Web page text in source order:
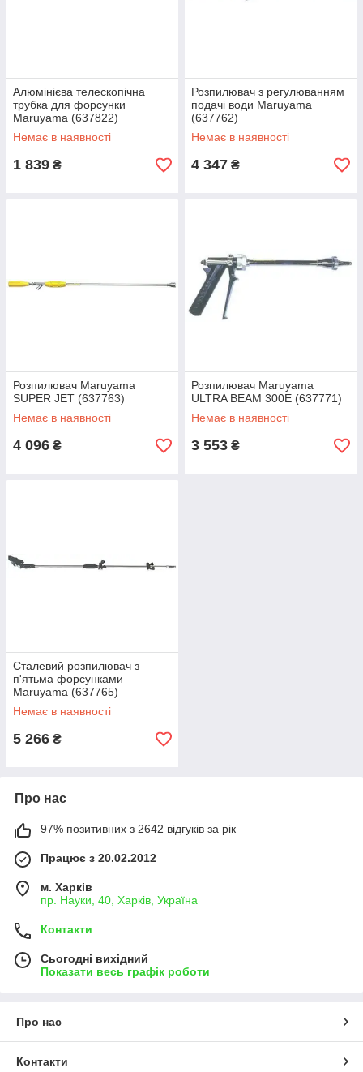
Алюмінієва телескопічна
трубка для форсунки
Maruyama (637822)
Немає в наявності
1 839 ₴
Розпилювач з регулюванням
подачі води Maruyama
(637762)
Немає в наявності
4 347 ₴
Розпилювач Maruyama
SUPER JET (637763)
Немає в наявності
4 096 ₴
Розпилювач Maruyama
ULTRA BEAM 300E (637771)
Немає в наявності
3 553 ₴
Сталевий розпилювач з
п'ятьма форсунками
Maruyama (637765)
Немає в наявності
5 266 ₴
Про нас
97% позитивних з 2642 відгуків за рік
Працює з 20.02.2012
м. Харків
пр. Науки, 40, Харків, Україна
Контакти
Сьогодні вихідний
Показати весь графік роботи
Про нас
Контакти